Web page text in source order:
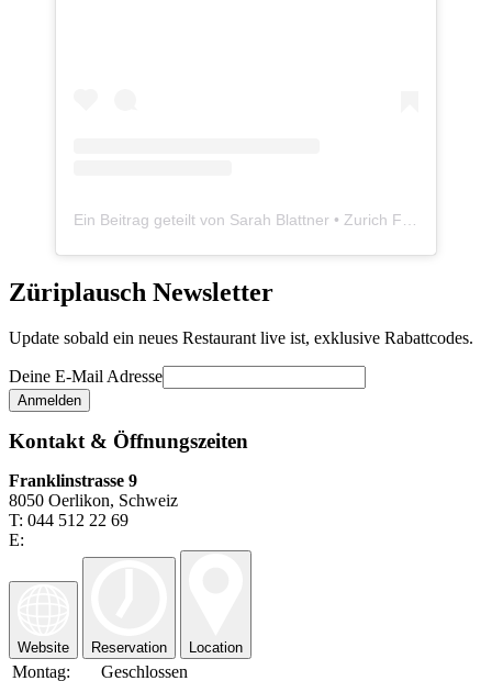
Züriplausch Newsletter
Update sobald ein neues Restaurant live ist, exklusive Rabattcodes.
Deine E-Mail Adresse
Kontakt & Öffnungszeiten
Franklinstrasse 9
8050 Oerlikon, Schweiz
T: 044 512 22 69
E:
Website Reservation Location
Montag: Geschlossen